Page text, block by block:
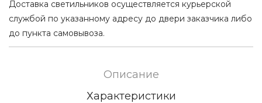
Доставка светильников осуществляется курьерской
службой по указанному адресу до двери заказчика либо
до пункта самовывоза.
Описание
Характеристики